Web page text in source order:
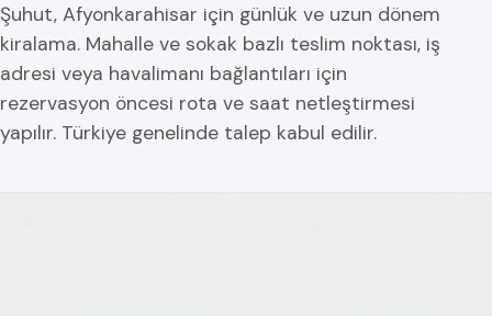
Şuhut, Afyonkarahisar için günlük ve uzun dönem
kiralama. Mahalle ve sokak bazlı teslim noktası, iş
adresi veya havalimanı bağlantıları için
rezervasyon öncesi rota ve saat netleştirmesi
yapılır. Türkiye genelinde talep kabul edilir.